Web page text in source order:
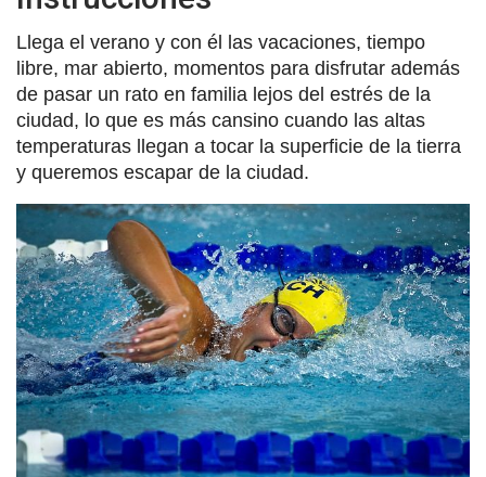
Llega el verano y con él las vacaciones, tiempo
libre, mar abierto, momentos para disfrutar además
de pasar un rato en familia lejos del estrés de la
ciudad, lo que es más cansino cuando las altas
temperaturas llegan a tocar la superficie de la tierra
y queremos escapar de la ciudad.